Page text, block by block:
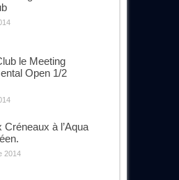
le Meeting
Open 1/2
Créneaux à l’Aqua
2014